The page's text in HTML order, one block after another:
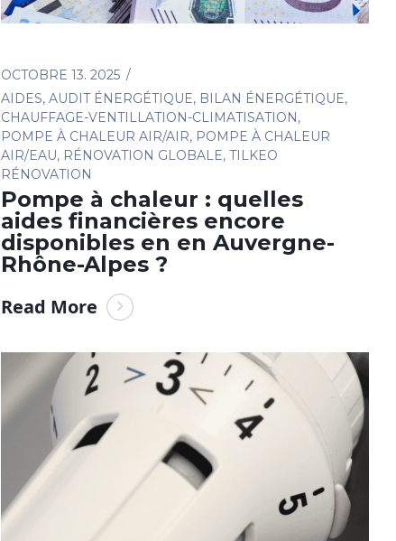
OCTOBRE 13. 2025
AIDES, AUDIT ÉNERGÉTIQUE, BILAN ÉNERGÉTIQUE,
CHAUFFAGE-VENTILLATION-CLIMATISATION ,
POMPE À CHALEUR AIR/AIR, POMPE À CHALEUR
AIR/EAU, RÉNOVATION GLOBALE, TILKEO
RÉNOVATION
Pompe à chaleur : quelles
aides financières encore
disponibles en en Auvergne-
Rhône-Alpes ?
Read More